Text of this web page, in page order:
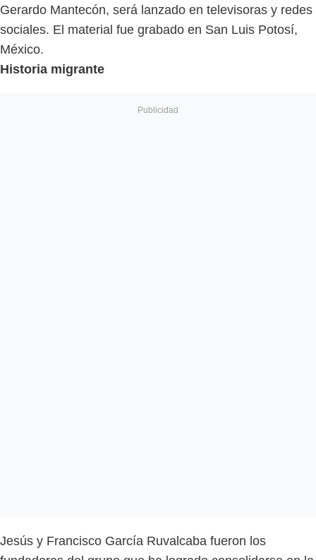
Gerardo Mantecón, será lanzado en televisoras y redes
sociales. El material fue grabado en San Luis Potosí,
México.
Historia migrante
Jesús y Francisco García Ruvalcaba fueron los